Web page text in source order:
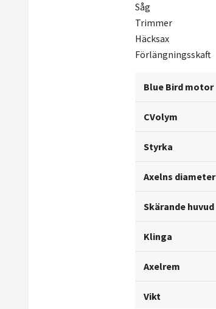
Såg
Trimmer
Häcksax
Förlängningsskaft
Blue Bird motor
CVolym
Styrka
Axelns diameter
Skärande huvud
Klinga
Axelrem
Vikt